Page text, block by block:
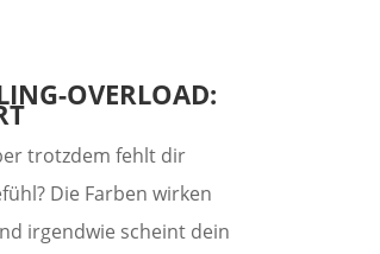
OVERLOAD:
trotzdem fehlt dir
Die Farben wirken
irgendwie scheint dein